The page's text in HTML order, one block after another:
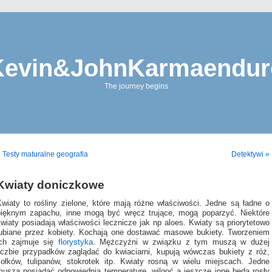
The journey begins
Testy maturalne geografia Detektywi »
doniczkowe
to rośliny zielone, które mają różne właściwości. Jedne są ładne o
zapachu, inne mogą być wręcz trujące, mogą poparzyć. Niektóre
posiadają właściwości lecznicze jak np aloes. Kwiaty są priorytetowo
przez kobiety. Kochają one dostawać masowe bukiety. Tworzeniem
zajmuje się florystyka. Mężczyźni w związku z tym muszą w dużej
przypadków zaglądać do kwiaciarni, kupują wówczas bukiety z róż,
tulipanów, stokrotek itp. Kwiaty rosną w wielu miejscach. Jedne